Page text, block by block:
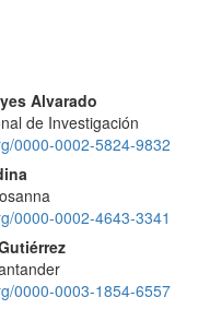
Alvarado
de Investigación
0000-0002-5824-9832
0000-0002-4643-3341
0000-0003-1854-6557